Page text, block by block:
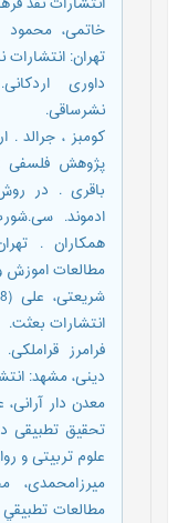
تهران: انتشارات
نشرساقی.
پژوهش فلسفی
باقری . در
ادموند.
همکاران .
مطالعات اموزش و
انتشارات بعثت.
دینی، مشهد:
تحقیق تطبیقی
علوم تربیتی و
مطالعات تطبيقي